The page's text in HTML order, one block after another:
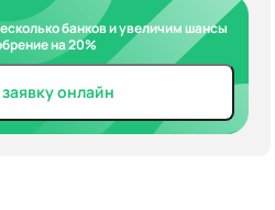
банков и увеличим шансы
на 20%
онлайн